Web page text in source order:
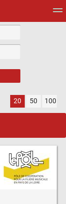
20 50 100